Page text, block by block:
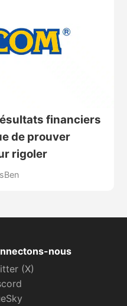
financiers
de prouver
rigoler
nous
(X)